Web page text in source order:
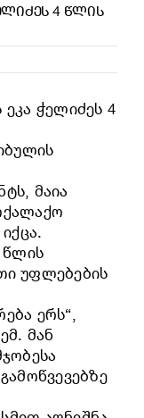
4 ᲬᲚᲘᲡ
ჭელიძეს 4
მაია
წლის
უფლებების
ერს“,
მან